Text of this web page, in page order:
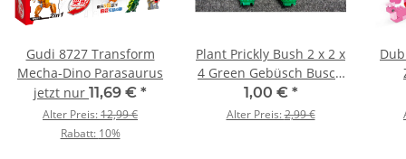
Gudi 8727 Transform
Mecha-Dino Parasaurus
jetzt nur 11,69 € *
Alter Preis:12,99 €
Rabatt: 10%
Plant Prickly Bush 2 x 2 x
4 Green Gebüsch Busch
grün 10 Stück Part Pack
1,00 € *
Alter Preis:2,99 €